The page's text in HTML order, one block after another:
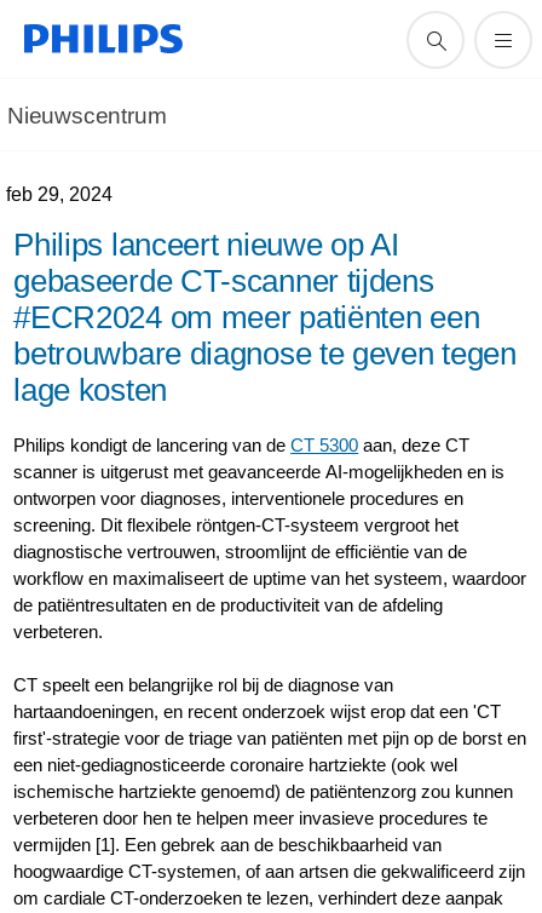
Nieuwscentrum
feb 29, 2024
Philips lanceert nieuwe op AI
gebaseerde CT-scanner tijdens
#ECR2024 om meer patiënten een
betrouwbare diagnose te geven tegen
lage kosten
Philips kondigt de lancering van deCT 5300 aan, deze CT
scanner is uitgerust met geavanceerde AI-mogelijkheden en is
ontworpen voor diagnoses, interventionele procedures en
screening. Dit flexibele röntgen-CT-systeem vergroot het
diagnostische vertrouwen, stroomlijnt de efficiëntie van de
workflow en maximaliseert de uptime van het systeem, waardoor
de patiëntresultaten en de productiviteit van de afdeling
verbeteren.
CT speelt een belangrijke rol bij de diagnose van
hartaandoeningen, en recent onderzoek wijst erop dat een 'CT
first'-strategie voor de triage van patiënten met pijn op de borst en
een niet-gediagnosticeerde coronaire hartziekte (ook wel
ischemische hartziekte genoemd) de patiëntenzorg zou kunnen
verbeteren door hen te helpen meer invasieve procedures te
vermijden [1]. Een gebrek aan de beschikbaarheid van
hoogwaardige CT-systemen, of aan artsen die gekwalificeerd zijn
om cardiale CT-onderzoeken te lezen, verhindert deze aanpak